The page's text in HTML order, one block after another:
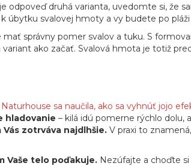
odpoveď druhá varianta, uvedomte si, že
úbytku svalovej hmoty a vy budete po
správny pomer svalov a tuku. S
ako začať. Svalová hmota je totiž
sa naučila, ako sa vyhnúť jojo
hladovanie – kilá idú pomerne rýchlo
zotrváva najdlhšie. V praxi to
Vaše telo poďakuje. Nezúfajte a choďte